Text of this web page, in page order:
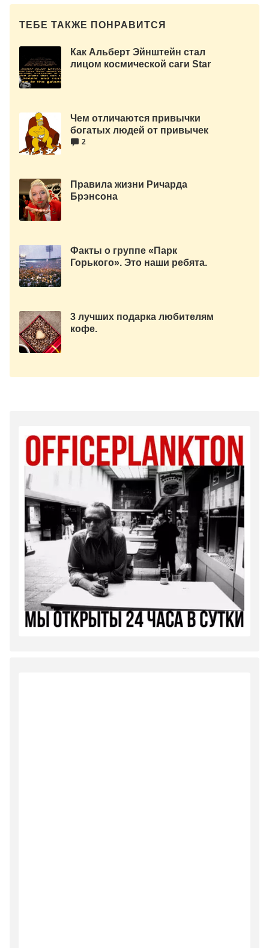
ТЕБЕ ТАКЖЕ ПОНРАВИТСЯ
Как Альберт Эйнштейн стал
лицом космической саги Star
Чем отличаются привычки
богатых людей от привычек
бедных.
2
Правила жизни Ричарда
Брэнсона
Факты о группе «Парк
Горького». Это наши ребята.
3 лучших подарка любителям
кофе.